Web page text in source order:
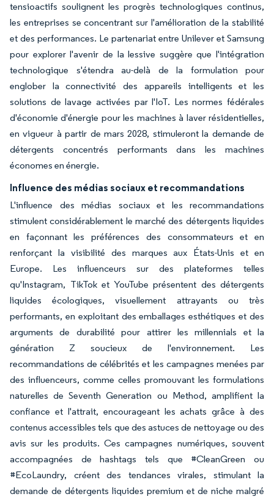
tensioactifs soulignent les progrès technologiques continus,
les entreprises se concentrant sur l'amélioration de la stabilité
et des performances. Le partenariat entre Unilever et Samsung
pour explorer l'avenir de la lessive suggère que l'intégration
technologique s'étendra au-delà de la formulation pour
englober la connectivité des appareils intelligents et les
solutions de lavage activées par l'IoT. Les normes fédérales
d'économie d'énergie pour les machines à laver résidentielles,
en vigueur à partir de mars 2028, stimuleront la demande de
détergents concentrés performants dans les machines
économes en énergie.
Influence des médias sociaux et recommandations
L'influence des médias sociaux et les recommandations
stimulent considérablement le marché des détergents liquides
en façonnant les préférences des consommateurs et en
renforçant la visibilité des marques aux États-Unis et en
Europe. Les influenceurs sur des plateformes telles
qu'Instagram, TikTok et YouTube présentent des détergents
liquides écologiques, visuellement attrayants ou très
performants, en exploitant des emballages esthétiques et des
arguments de durabilité pour attirer les millennials et la
génération Z soucieux de l'environnement. Les
recommandations de célébrités et les campagnes menées par
des influenceurs, comme celles promouvant les formulations
naturelles de Seventh Generation ou Method, amplifient la
confiance et l'attrait, encourageant les achats grâce à des
contenus accessibles tels que des astuces de nettoyage ou des
avis sur les produits. Ces campagnes numériques, souvent
accompagnées de hashtags tels que #CleanGreen ou
#EcoLaundry, créent des tendances virales, stimulant la
demande de détergents liquides premium et de niche malgré